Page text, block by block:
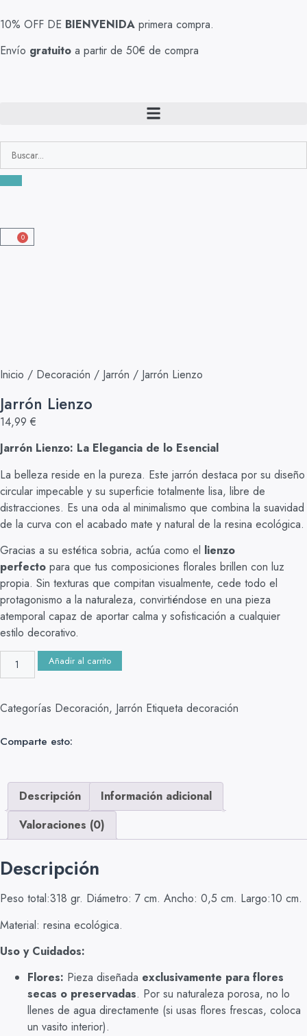
10% OFF DE BIENVENIDA primera compra.
Envío gratuito a partir de 50€ de compra
0
Inicio / Decoración / Jarrón / Jarrón Lienzo
Jarrón Lienzo
14,99 €
Jarrón Lienzo: La Elegancia de lo Esencial
La belleza reside en la pureza. Este jarrón destaca por su diseño
circular impecable y su superficie totalmente lisa, libre de
distracciones. Es una oda al minimalismo que combina la suavidad
de la curva con el acabado mate y natural de la resina ecológica.
Gracias a su estética sobria, actúa como el lienzo
perfecto para que tus composiciones florales brillen con luz
propia. Sin texturas que compitan visualmente, cede todo el
protagonismo a la naturaleza, convirtiéndose en una pieza
atemporal capaz de aportar calma y sofisticación a cualquier
estilo decorativo.
Añadir al carrito
Categorías Decoración, Jarrón Etiqueta decoración
Comparte esto:
Descripción
Información adicional
Valoraciones (0)
Descripción
Peso total:318 gr. Diámetro: 7 cm. Ancho: 0,5 cm. Largo:10 cm.
Material: resina ecológica.
Uso y Cuidados:
Flores: Pieza diseñada exclusivamente para flores
secas o preservadas. Por su naturaleza porosa, no lo
llenes de agua directamente (si usas flores frescas, coloca
un vasito interior).